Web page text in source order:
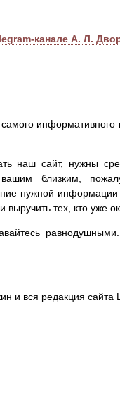
канале А. Л.
информативного
наш сайт, нужны
близким,
нужной
тех, кто уже
равнодушными.
и вся редакция